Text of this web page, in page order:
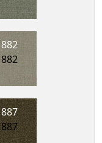
882
882
887
887